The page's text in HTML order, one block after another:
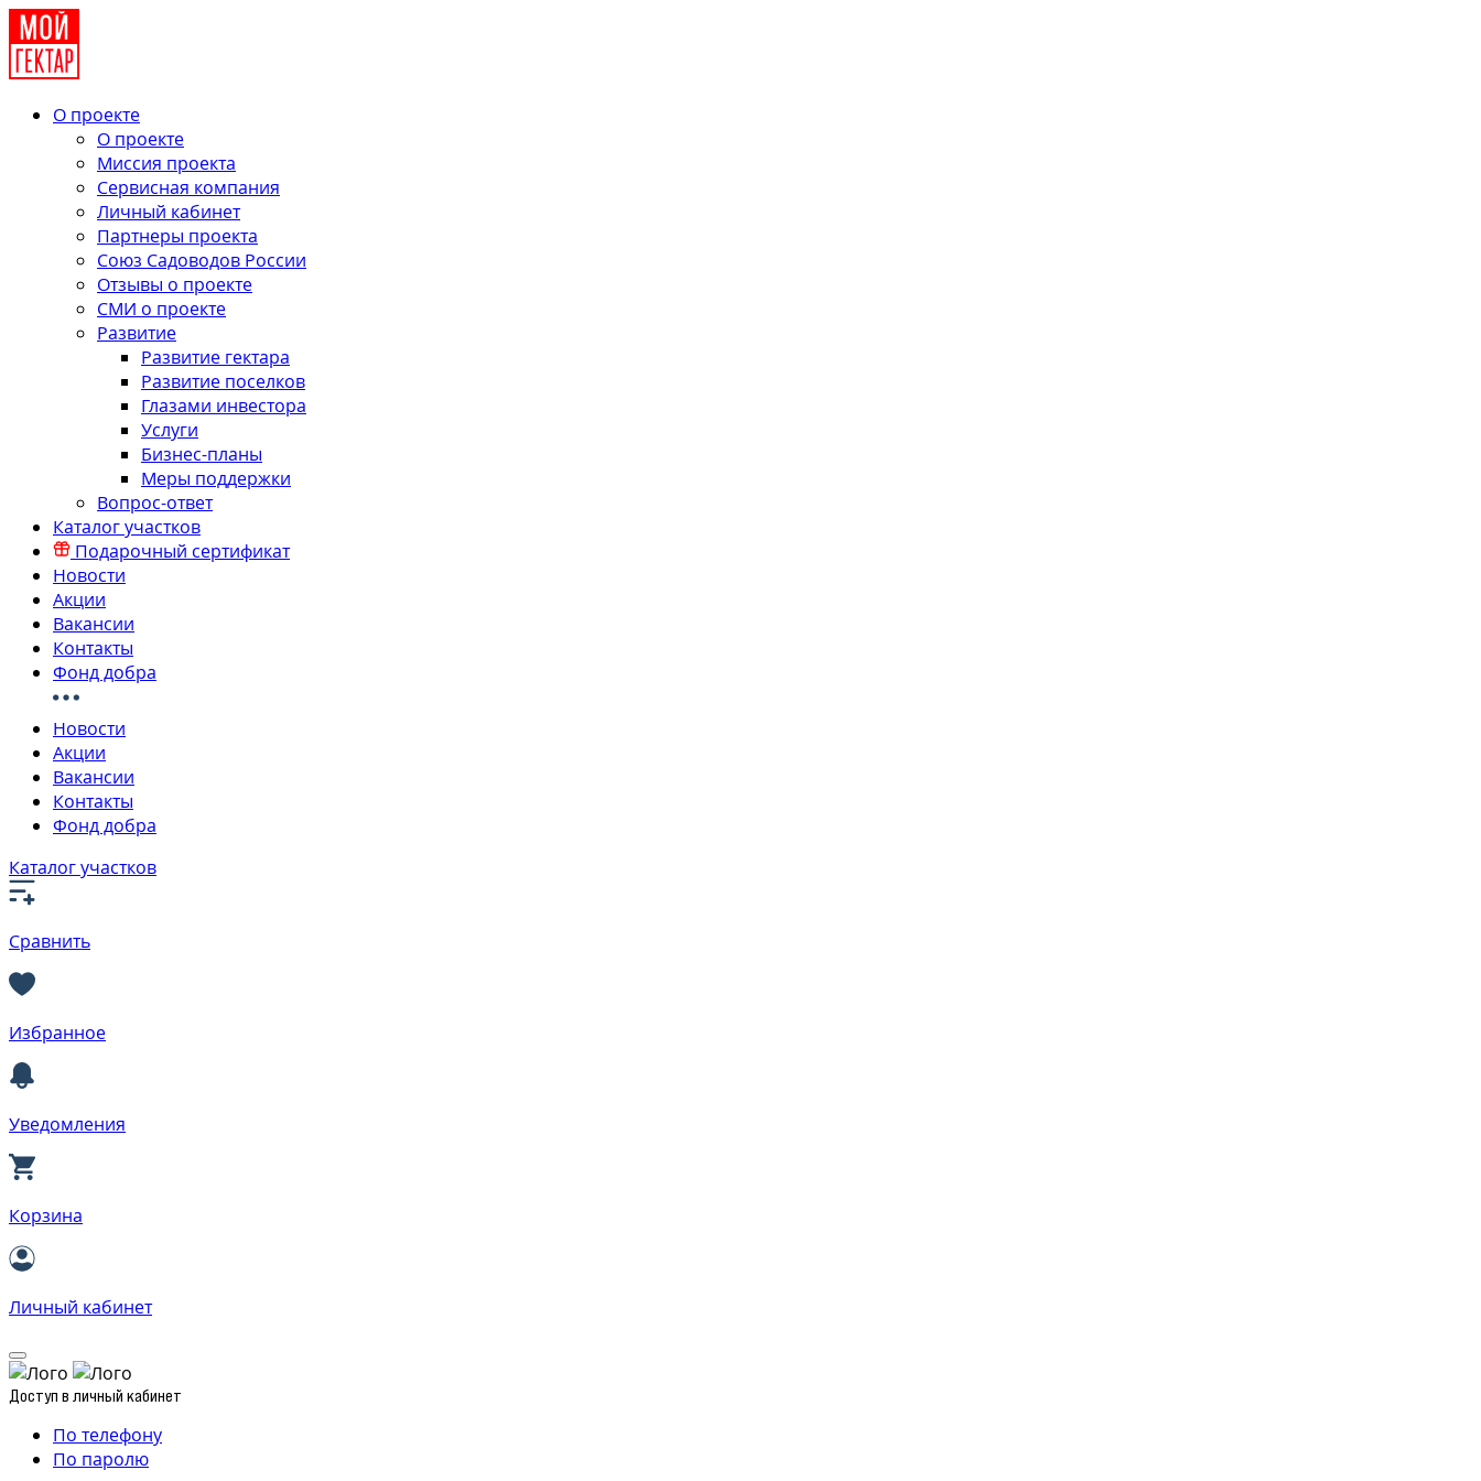
О проекте
О проекте
Миссия проекта
Сервисная компания
Личный кабинет
Партнеры проекта
Союз Садоводов России
Отзывы о проекте
СМИ о проекте
Развитие
Развитие гектара
Развитие поселков
Глазами инвестора
Услуги
Бизнес-планы
Меры поддержки
Вопрос-ответ
Каталог участков
Подарочный сертификат
Новости
Акции
Вакансии
Контакты
Фонд добра
Новости
Акции
Вакансии
Контакты
Фонд добра
Каталог участков
Сравнить
Избранное
Уведомления
Корзина
Личный кабинет
Доступ в личный кабинет
По телефону
По паролю